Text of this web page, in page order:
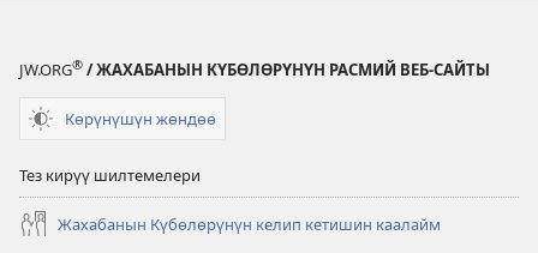
JW.ORG® / ЖАХАБАНЫН КҮБӨЛӨРҮНҮН РАСМИЙ ВЕБ-САЙТЫ
Көрүнүшүн жөндөө
Тез кирүү шилтемелери
Жахабанын Күбөлөрүнүн келип кетишин каалайм